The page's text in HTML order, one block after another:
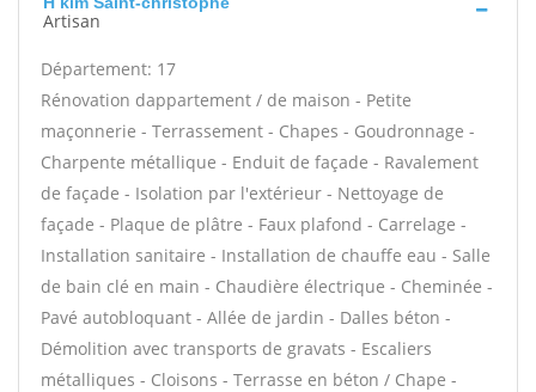
Artisan
Département: 17
Rénovation dappartement / de maison - Petite
maçonnerie - Terrassement - Chapes - Goudronnage -
Charpente métallique - Enduit de façade - Ravalement
de façade - Isolation par l'extérieur - Nettoyage de
façade - Plaque de plâtre - Faux plafond - Carrelage -
Installation sanitaire - Installation de chauffe eau - Salle
de bain clé en main - Chaudière électrique - Cheminée -
Pavé autobloquant - Allée de jardin - Dalles béton -
Démolition avec transports de gravats - Escaliers
métalliques - Cloisons - Terrasse en béton / Chape -